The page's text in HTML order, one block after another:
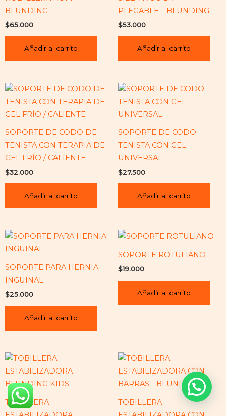
BLUNDING
$65.000
Añadir al carrito
PLEGABLE – BLUNDING
$53.000
Añadir al carrito
SOPORTE DE CODO DE
TENISTA CON TERAPIA DE
GEL FRÍO / CALIENTE
$32.000
Añadir al carrito
SOPORTE DE CODO
TENISTA CON GEL
UNIVERSAL
$27.500
Añadir al carrito
SOPORTE PARA HERNIA
INGUINAL
$25.000
Añadir al carrito
SOPORTE ROTULIANO
$19.000
Añadir al carrito
TOBILLERA
TOBILLERA
¿Necesita ayuda?